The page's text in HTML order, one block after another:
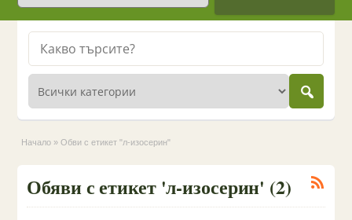
Начало » Обви с етикет "л-изосерин"
Обяви с етикет 'л-изосерин' (2)